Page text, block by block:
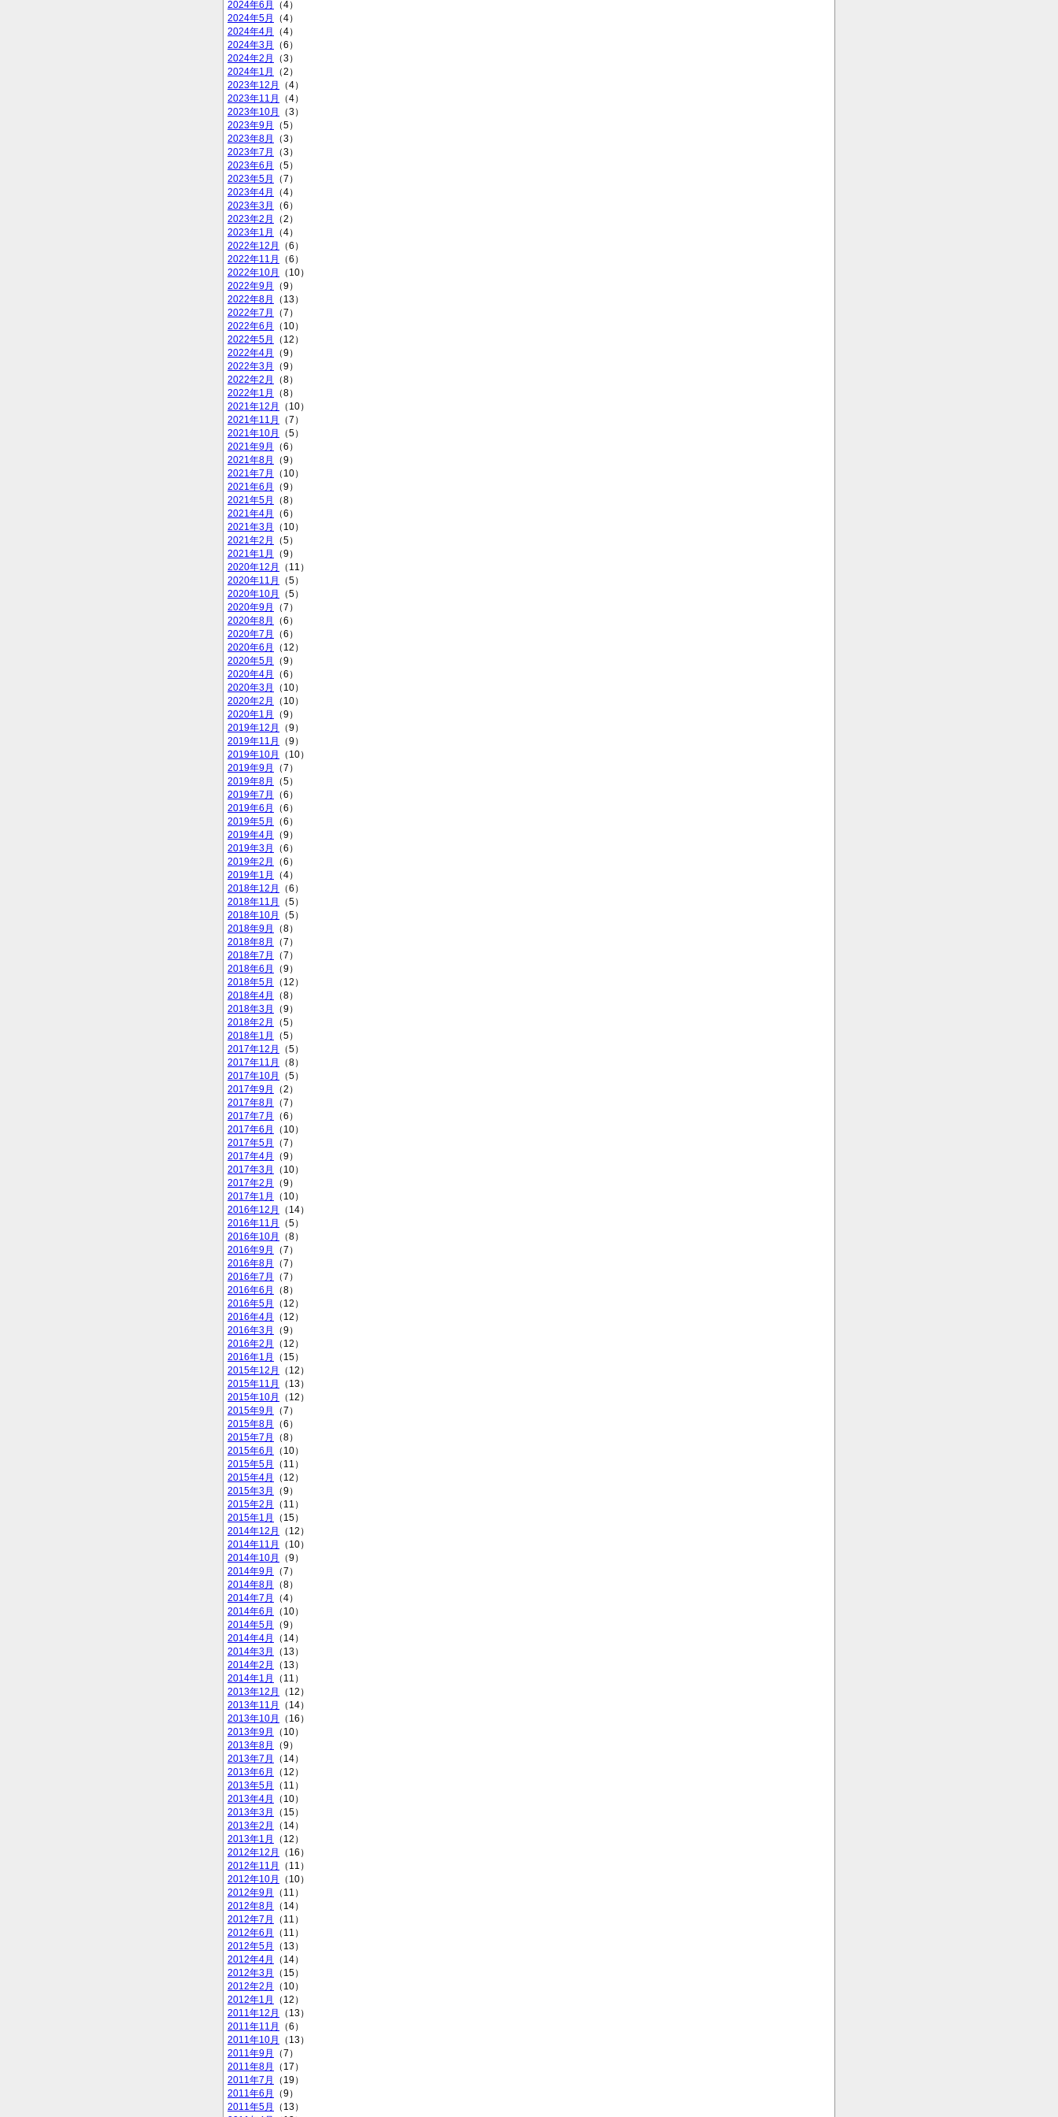
2024年6月
（4）
2024年5月
（4）
2024年4月
（4）
2024年3月
（6）
2024年2月
（3）
2024年1月
（2）
2023年12月
（4）
2023年11月
（4）
2023年10月
（3）
2023年9月
（5）
2023年8月
（3）
2023年7月
（3）
2023年6月
（5）
2023年5月
（7）
2023年4月
（4）
2023年3月
（6）
2023年2月
（2）
2023年1月
（4）
2022年12月
（6）
2022年11月
（6）
2022年10月
（10）
2022年9月
（9）
2022年8月
（13）
2022年7月
（7）
2022年6月
（10）
2022年5月
（12）
2022年4月
（9）
2022年3月
（9）
2022年2月
（8）
2022年1月
（8）
2021年12月
（10）
2021年11月
（7）
2021年10月
（5）
2021年9月
（6）
2021年8月
（9）
2021年7月
（10）
2021年6月
（9）
2021年5月
（8）
2021年4月
（6）
2021年3月
（10）
2021年2月
（5）
2021年1月
（9）
2020年12月
（11）
2020年11月
（5）
2020年10月
（5）
2020年9月
（7）
2020年8月
（6）
2020年7月
（6）
2020年6月
（12）
2020年5月
（9）
2020年4月
（6）
2020年3月
（10）
2020年2月
（10）
2020年1月
（9）
2019年12月
（9）
2019年11月
（9）
2019年10月
（10）
2019年9月
（7）
2019年8月
（5）
2019年7月
（6）
2019年6月
（6）
2019年5月
（6）
2019年4月
（9）
2019年3月
（6）
2019年2月
（6）
2019年1月
（4）
2018年12月
（6）
2018年11月
（5）
2018年10月
（5）
2018年9月
（8）
2018年8月
（7）
2018年7月
（7）
2018年6月
（9）
2018年5月
（12）
2018年4月
（8）
2018年3月
（9）
2018年2月
（5）
2018年1月
（5）
2017年12月
（5）
2017年11月
（8）
2017年10月
（5）
2017年9月
（2）
2017年8月
（7）
2017年7月
（6）
2017年6月
（10）
2017年5月
（7）
2017年4月
（9）
2017年3月
（10）
2017年2月
（9）
2017年1月
（10）
2016年12月
（14）
2016年11月
（5）
2016年10月
（8）
2016年9月
（7）
2016年8月
（7）
2016年7月
（7）
2016年6月
（8）
2016年5月
（12）
2016年4月
（12）
2016年3月
（9）
2016年2月
（12）
2016年1月
（15）
2015年12月
（12）
2015年11月
（13）
2015年10月
（12）
2015年9月
（7）
2015年8月
（6）
2015年7月
（8）
2015年6月
（10）
2015年5月
（11）
2015年4月
（12）
2015年3月
（9）
2015年2月
（11）
2015年1月
（15）
2014年12月
（12）
2014年11月
（10）
2014年10月
（9）
2014年9月
（7）
2014年8月
（8）
2014年7月
（4）
2014年6月
（10）
2014年5月
（9）
2014年4月
（14）
2014年3月
（13）
2014年2月
（13）
2014年1月
（11）
2013年12月
（12）
2013年11月
（14）
2013年10月
（16）
2013年9月
（10）
2013年8月
（9）
2013年7月
（14）
2013年6月
（12）
2013年5月
（11）
2013年4月
（10）
2013年3月
（15）
2013年2月
（14）
2013年1月
（12）
2012年12月
（16）
2012年11月
（11）
2012年10月
（10）
2012年9月
（11）
2012年8月
（14）
2012年7月
（11）
2012年6月
（11）
2012年5月
（13）
2012年4月
（14）
2012年3月
（15）
2012年2月
（10）
2012年1月
（12）
2011年12月
（13）
2011年11月
（6）
2011年10月
（13）
2011年9月
（7）
2011年8月
（17）
2011年7月
（19）
2011年6月
（9）
2011年5月
（13）